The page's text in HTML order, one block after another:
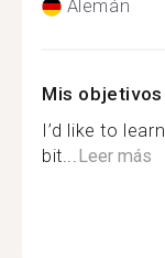
Alemán
Mis
I’d like to
bit...Leer más